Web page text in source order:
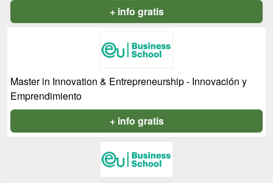
+ info gratis
Master in Innovation & Entrepreneurship - Innovación y
Emprendimiento
+ info gratis